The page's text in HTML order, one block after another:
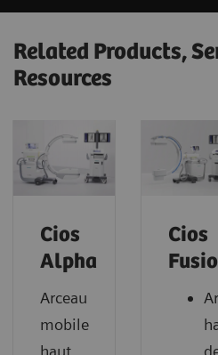
Related Products,
Resources
Cios
Alpha
Arceau
mobile
Cios